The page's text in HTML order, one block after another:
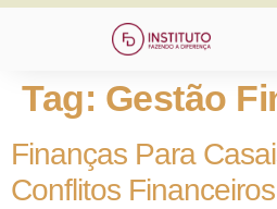
Tag: Gestão
Finanças Para
Conflitos